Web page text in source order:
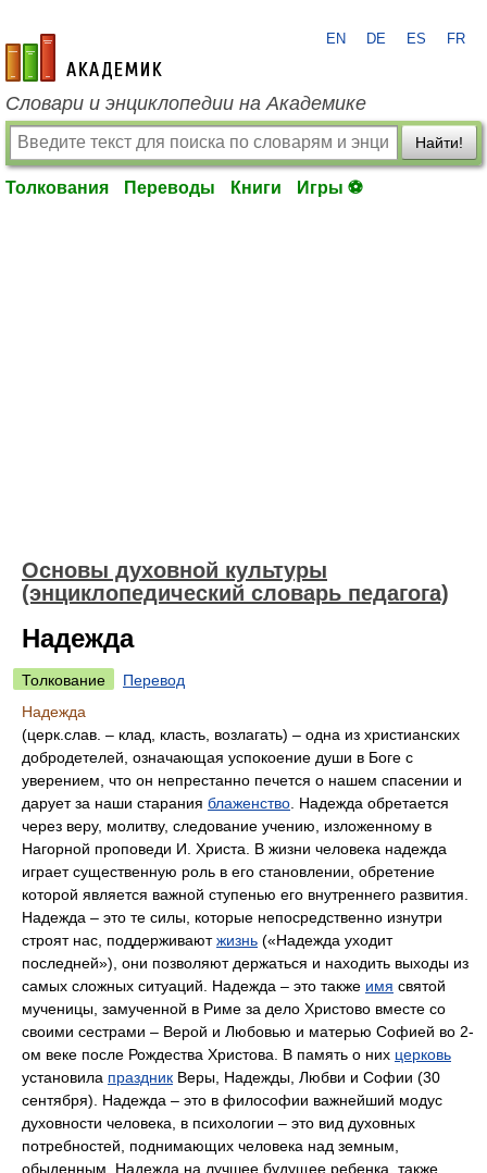
academic.ru
EN DE ES FR
Словари и энциклопедии на Академике
Найти!
Толкования Переводы Книги Игры ⚽
Основы духовной культуры
(энциклопедический словарь педагога)
Надежда
Толкование
Перевод
Надежда
(церк.слав. – клад, класть, возлагать) – одна из христианских
добродетелей, означающая успокоение души в Боге с
уверением, что он непрестанно печется о нашем спасении и
дарует за наши старания блаженство . Надежда обретается
через веру, молитву, следование учению, изложенному в
Нагорной проповеди И. Христа. В жизни человека надежда
играет существенную роль в его становлении, обретение
которой является важной ступенью его внутреннего развития.
Надежда – это те силы, которые непосредственно изнутри
строят нас, поддерживаютжизнь («Надежда уходит
последней»), они позволяют держаться и находить выходы из
самых сложных ситуаций. Надежда – это также имя святой
мученицы, замученной в Риме за дело Христово вместе со
своими сестрами – Верой и Любовью и матерью Софией во 2-
ом веке после Рождества Христова. В память о них церковь
установила праздник Веры, Надежды, Любви и Софии (30
сентября). Надежда – это в философии важнейший модус
духовности человека, в психологии – это вид духовных
потребностей, поднимающих человека над земным,
обыденным. Надежда на лучшее будущее ребенка, также